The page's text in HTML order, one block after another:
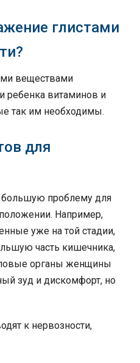
глистами
веществами
ребенка витаминов и
так им необходимы.
для
большую проблему для
Например,
уже на той стадии,
часть кишечника,
органы женщины
зуд и дискомфорт, но
к нервозности,